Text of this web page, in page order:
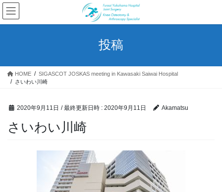
コ
ン
テ
ス
ナ
ビ
ゲ
ン
投稿
HOME
SIGASCOT JOSKAS meeting in Kawasaki Saiwai Hospital
さいわい川崎
2020年9月11日 / 最終更新日時 : 2020年9月11日 Akamatsu
さいわい川崎